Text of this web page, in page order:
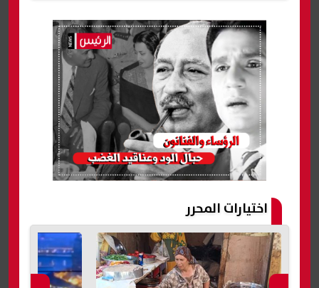
اختيارات المحرر